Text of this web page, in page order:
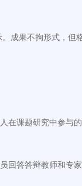
成果不拘形式，但
在课题研究中参与的
回答答辩教师和专